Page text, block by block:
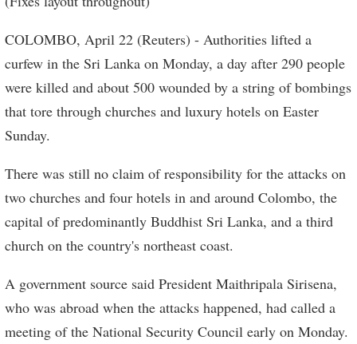
COLOMBO, April 22 (Reuters) - Authorities lifted a
curfew in the Sri Lanka on Monday, a day after 290 people
were killed and about 500 wounded by a string of bombings
that tore through churches and luxury hotels on Easter
Sunday.
There was still no claim of responsibility for the attacks on
two churches and four hotels in and around Colombo, the
capital of predominantly Buddhist Sri Lanka, and a third
church on the country's northeast coast.
A government source said President Maithripala Sirisena,
who was abroad when the attacks happened, had called a
meeting of the National Security Council early on Monday.